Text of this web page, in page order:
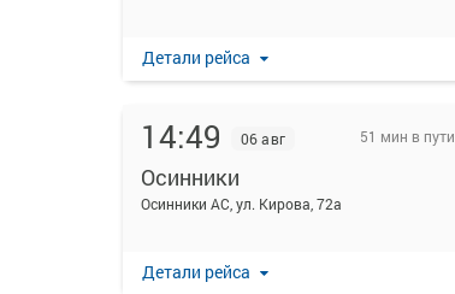
Детали рейса
14:49 06 авг 51 мин в пути
Осинники
Осинники АС, ул. Кирова, 72а
Детали рейса